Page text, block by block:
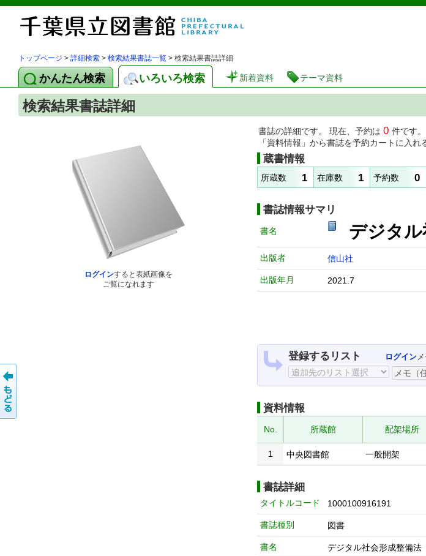
図書館 蔵書検索・予約システム
トップページ > 詳細検索 > 検索結果書誌一覧 > 検索結果書誌詳細
かんたん検索 いろいろ検索 新着資料 テーマ資料
検索結果書誌詳細
ログインすると表紙画像を
ご覧になれます
書誌の詳細です。 現在、予約は 0 件です。
「資料情報」から書誌を予約カートに入れ
蔵書情報
所蔵数 1 在庫数 1 予約数 0
書誌情報サマリ
書名 デジタ
出版者 信山社
出版年月 2021.7
登録するリスト ログイン
資料情報
No. 所蔵館 配架場所
1
中央図書館 一般開架
書誌詳細
タイトルコード 1000100916191
書誌種別 図書
書名 デジタル社会形成整備